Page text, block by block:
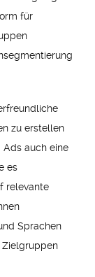
für
zu erstellen
Ads auch eine
es
relevante
Sprachen
Zielgruppen